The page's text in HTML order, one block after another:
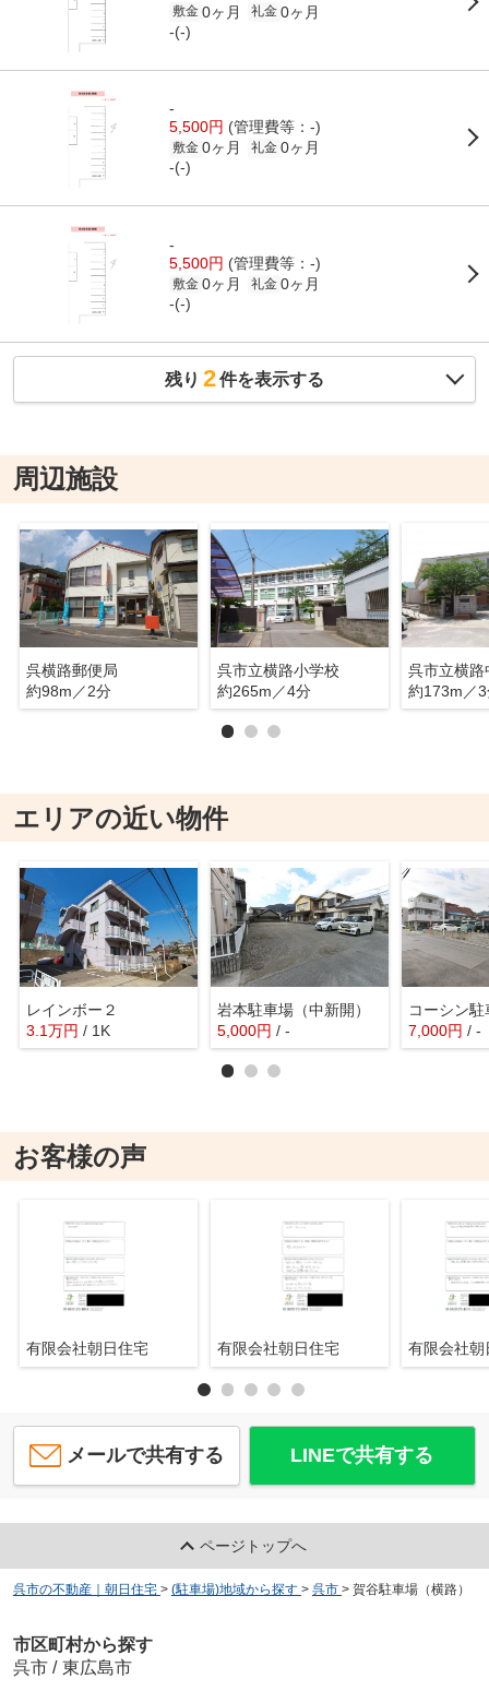
敷金 0ヶ月 礼金 0ヶ月
-(-)
-
5,500円 (管理費等：-)
敷金 0ヶ月 礼金 0ヶ月
-(-)
-
5,500円 (管理費等：-)
敷金 0ヶ月 礼金 0ヶ月
-(-)
残り 2件を表示する
周辺施設
呉横路郵便局
約98m／2分
呉市立横路小学校
約265m／4分
呉市立横路
約173m／
エリアの近い物件
レインボー２
3.1万円 / 1K
岩本駐車場（中新開）
5,000円 / -
コーシン駐
7,000円 / -
お客様の声
有限会社朝日住宅 有限会社朝日住宅 有限会社
メールで共有する LINEで共有する
ページトップへ
呉市の不動産｜朝日住宅 > (駐車場)地域から探す > 呉市 > 賀谷駐車場（横路）
市区町村から探す
呉市 / 東広島市